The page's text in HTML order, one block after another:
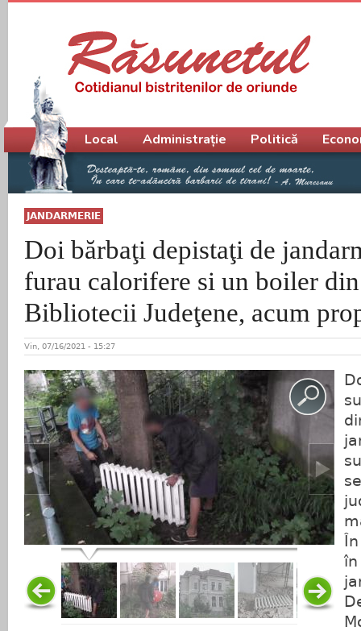
JANDARMERIE
Doi bărbaţi depistaţi de
furau calorifere si un boiler
Bibliotecii Judeţene, acum
Vin, 07/16/2021 - 15:27
în
Meniu principal
Local Administrație Politică